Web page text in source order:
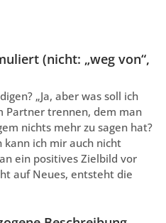
(nicht: „weg von“,
„Ja, aber was soll ich
Partner trennen, dem man
nichts mehr zu sagen hat?
kann ich mir auch nicht
ein positives Zielbild vor
auf Neues, entsteht die